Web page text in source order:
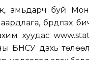
амьдарч буй
бүрдүүлэх
хуудас
БНСУ дахь